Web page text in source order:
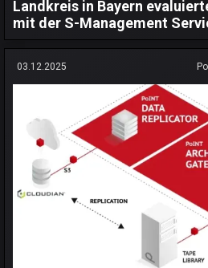
Landkreis in Bayern
mit der S-Management
03.12.2025